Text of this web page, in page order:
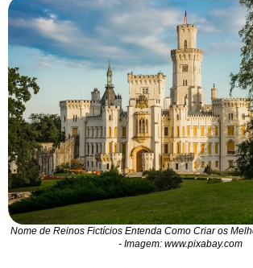
Nome de Reinos Fictícios Entenda Como Criar os
- Imagem: www.pixabay.com